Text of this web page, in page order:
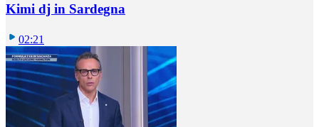
Kimi dj in Sardegna
02:21